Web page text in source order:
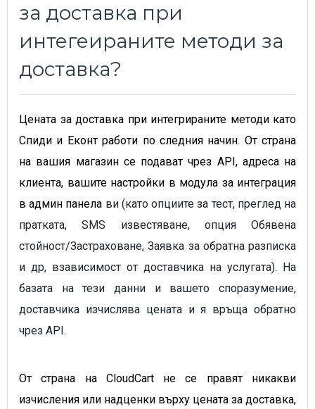
за доставка при
интегеираните методи за
доставка?
Цената за доставка при интегрираните методи като
Спиди и Еконт работи по следния начин. От страна
на вашия магазин се подават чрез API, адреса на
клиента, вашите настройки в модула за интеграция
в админ панела ви (като опциите за тест, преглед на
пратката, SMS известяване, опция Обявена
стойност/Застраховане, Заявка за обратна разписка
и др, взависимост от доставчика на услугата). На
базата на тези данни и вашето споразумение,
доставчика изчислява цената и я връща обратно
чрез API.
От страна на CloudCart не се правят никакви
изчисления или надценки върху цената за доставка,